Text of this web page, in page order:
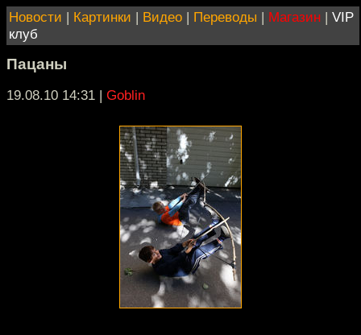
Новости | Картинки | Видео | Переводы | Магазин | VIP
клуб
Пацаны
19.08.10 14:31 | Goblin